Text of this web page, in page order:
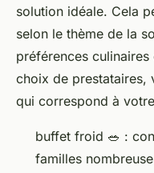
solution idéale. Cela
selon le thème de la
préférences
choix de prestataires,
qui correspond à
buffet froid 🥗 :
familles